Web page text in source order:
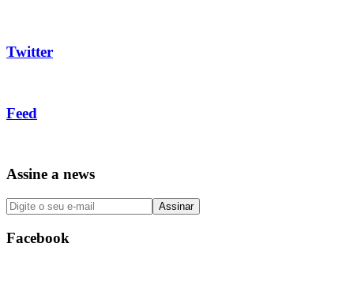
Twitter
Feed
Assine a news
Facebook